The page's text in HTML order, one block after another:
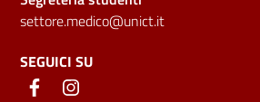
settore.medico@unict.it
SEGUICI SU